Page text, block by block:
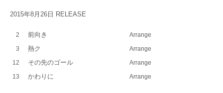
2015年8月26日 RELEASE
2 前向き
Arrange
3
熱ク
Arrange
12
その先のゴール
Arrange
13
かわりに Arrange